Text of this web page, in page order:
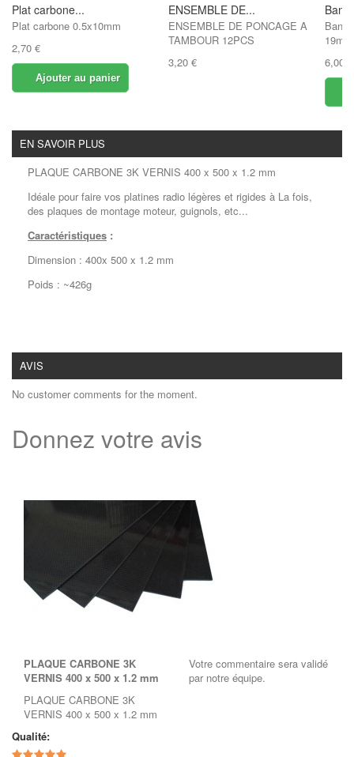
Plat carbone...
Plat carbone 0.5x10mm
2,70 €
Ajouter au panier
ENSEMBLE DE...
ENSEMBLE DE PONCAGE A
TAMBOUR 12PCS
3,20 €
6,00 €
EN SAVOIR PLUS
PLAQUE CARBONE 3K VERNIS 400 x 500 x 1.2 mm
Idéale pour faire vos platines radio légères et rigides à La fois,
des plaques de montage moteur, guignols, etc...
Caractéristiques :
Dimension : 400x 500 x 1.2 mm
Poids : ~426g
AVIS
No customer comments for the moment.
Donnez votre avis
PLAQUE CARBONE 3K
VERNIS 400 x 500 x 1.2 mm
PLAQUE CARBONE 3K
VERNIS 400 x 500 x 1.2 mm
Votre commentaire sera validé
par notre équipe.
Qualité: